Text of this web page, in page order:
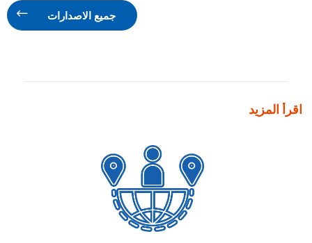
جميع الاصدارات
اقرأ المزيد